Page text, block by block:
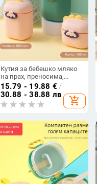
Кутия за бебешко мляко
на прах, преносима,
сладка кутия за ориз на
прах с голям капацитет,
многофункционална
запечатана кутия за
15.79 - 19.88 € /
30.88 - 38.88 лв
add_shopping_cart